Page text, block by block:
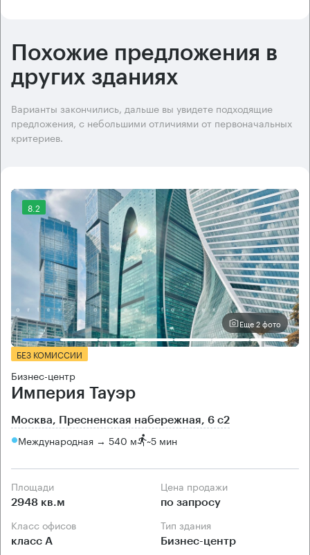
Похожие предложения в
других зданиях
Варианты закончились, дальше вы увидете подходящие
предложения, с небольшими отличиями от первоначальных
критериев.
8.2
Еще 2 фото
БЕЗ КОМИССИИ
Бизнес-центр
Империя Тауэр
Москва, Пресненская набережная, 6 с2
Международная → 540 м ~5 мин
Площади
2948 кв.м
Цена продажи
по запросу
Класс офисов
класс А
Тип здания
Бизнес-центр